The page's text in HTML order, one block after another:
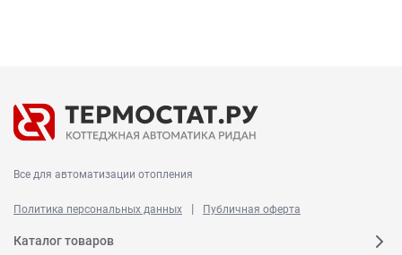
Все для автоматизации отопления
Политика персональных данных | Публичная оферта
Каталог товаров